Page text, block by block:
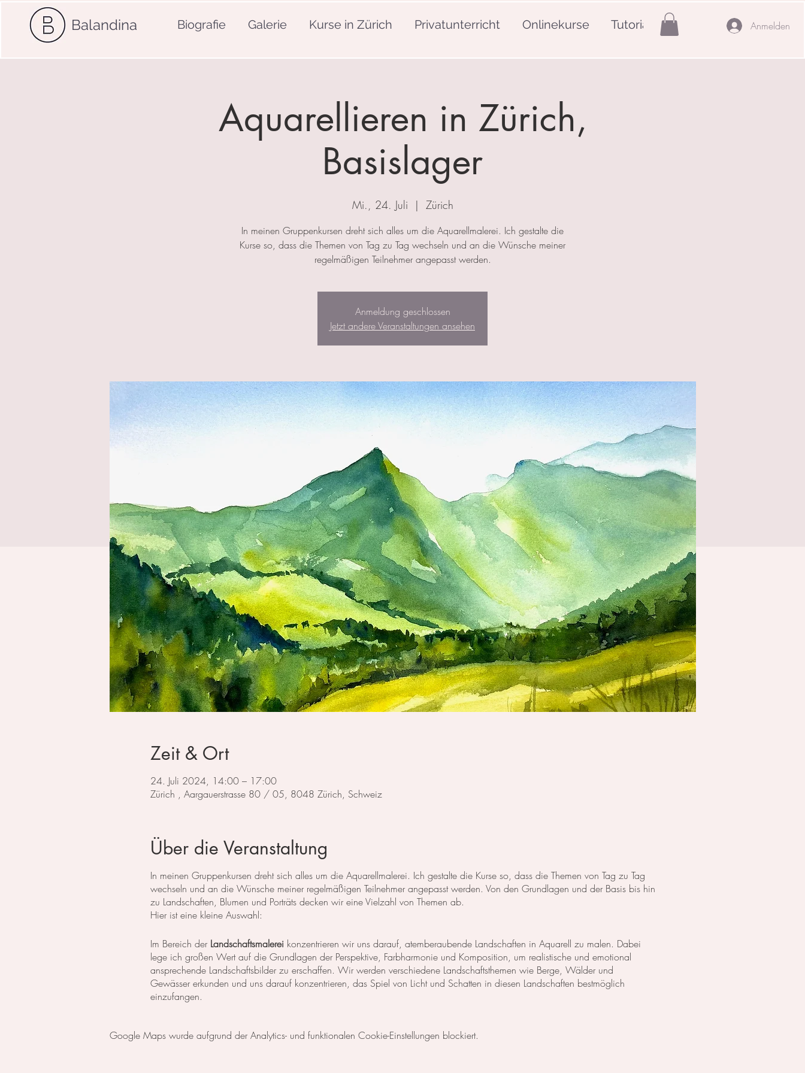
Balandina Biografie Galerie Kurse in Zürich Privatunterricht Onlinekurse Tutorials Anmelden
Aquarellieren in Zürich,
Basislager
Mi., 24. Juli
  |
Zürich
In meinen Gruppenkursen dreht sich alles um die Aquarellmalerei. Ich gestalte die
Kurse so, dass die Themen von Tag zu Tag wechseln und an die Wünsche meiner
regelmäßigen Teilnehmer angepasst werden.
Anmeldung geschlossen
Jetzt andere Veranstaltungen ansehen
Zeit & Ort
24. Juli 2024, 14:00 – 17:00
Zürich , Aargauerstrasse 80 / 05, 8048 Zürich, Schweiz
Über die Veranstaltung
In meinen Gruppenkursen dreht sich alles um die Aquarellmalerei. Ich gestalte die Kurse so, dass die Themen von Tag zu Tag
wechseln und an die Wünsche meiner regelmäßigen Teilnehmer angepasst werden. Von den Grundlagen und der Basis bis hin
zu Landschaften, Blumen und Porträts decken wir eine Vielzahl von Themen ab.
Hier ist eine kleine Auswahl:
Im Bereich der Landschaftsmalereikonzentrieren wir uns darauf, atemberaubende Landschaften in Aquarell zu malen. Dabei
lege ich großen Wert auf die Grundlagen der Perspektive, Farbharmonie und Komposition, um realistische und emotional
ansprechende Landschaftsbilder zu erschaffen. Wir werden verschiedene Landschaftsthemen wie Berge, Wälder und
Gewässer erkunden und uns darauf konzentrieren, das Spiel von Licht und Schatten in diesen Landschaften bestmöglich
einzufangen.
erlernen die notwendigen Techniken, um die Details der Blüten und Blätter so realistisch wie möglich darzustellen. Außerdem
Google Maps wurde aufgrund der Analytics- und funktionalen Cookie-Einstellungen blockiert.